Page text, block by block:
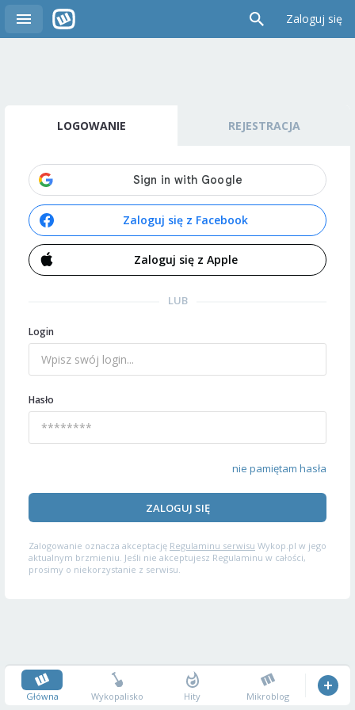
Zaloguj się
LOGOWANIE REJESTRACJA
Zaloguj się z Facebook
Zaloguj się z Apple
LUB
Login
Hasło
nie pamiętam hasła
ZALOGUJ SIĘ
Zalogowanie oznacza akceptację Regulaminu serwisu Wykop.pl w jego
aktualnym brzmieniu. Jeśli nie akceptujesz Regulaminu w całości,
prosimy o niekorzystanie z serwisu.
Główna Wykopalisko Hity Mikroblog